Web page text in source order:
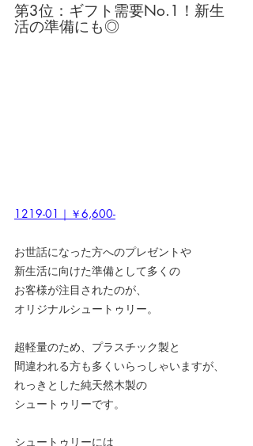
第3位：ギフト需要No.1！新生
活の準備にも◎
1219-01｜￥6,600-
お世話になった方へのプレゼントや
新生活に向けた準備として多くの
お客様が注目されたのが、
オリジナルシュートゥリー。
超軽量のため、プラスチック製と
間違われる方も多くいらっしゃいますが、
れっきとした純天然木製の
シュートゥリーです。
シュートゥリーには